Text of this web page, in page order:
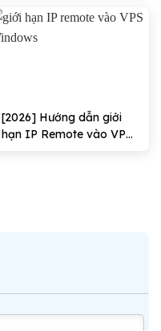
through Remote
Desktop Services hiệu
quả
[2026] Hướng dẫn giới
hạn IP Remote vào VPS